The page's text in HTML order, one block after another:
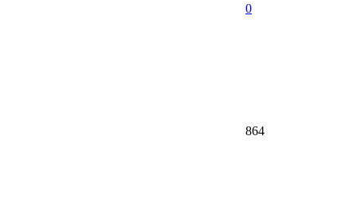
0
864